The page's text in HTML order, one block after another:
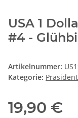
USA 1
#4 -
Artikelnummer:
Kategorie:
19,90 €